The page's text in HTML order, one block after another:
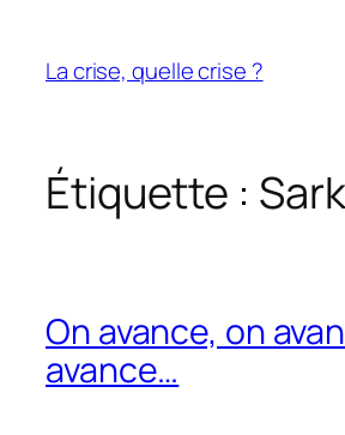
contenu
La crise, quelle crise ?
Étiquette :
On avance, on
avance…